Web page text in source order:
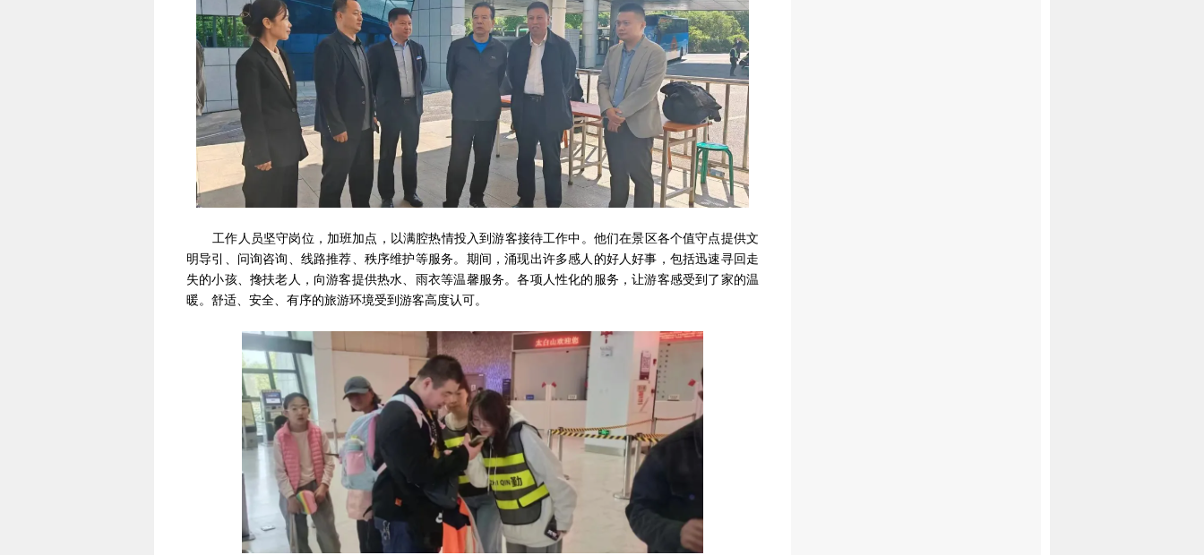
工作人员坚守岗位，加班加点，以满腔热情投入到游客接待工作中。他们在景区各个值守点提供文
明导引、问询咨询、线路推荐、秩序维护等服务。期间，涌现出许多感人的好人好事，包括迅速寻回走
失的小孩、搀扶老人，向游客提供热水、雨衣等温馨服务。各项人性化的服务，让游客感受到了家的温
暖。舒适、安全、有序的旅游环境受到游客高度认可。